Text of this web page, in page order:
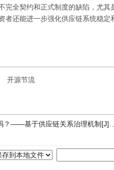
全契约和正式制度的缺陷，尤
还能进一步强化供应链系统稳
开源节流
？——基于供应链关系治理机制[J].